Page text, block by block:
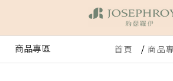
商品專區 首頁 商品